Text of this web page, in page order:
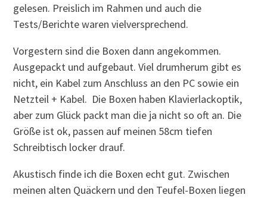
gelesen. Preislich im Rahmen und auch die
Tests/Berichte waren vielversprechend.
Vorgestern sind die Boxen dann angekommen.
Ausgepackt und aufgebaut. Viel drumherum gibt es
nicht, ein Kabel zum Anschluss an den PC sowie ein
Netzteil + Kabel. Die Boxen haben Klavierlackoptik,
aber zum Glück packt man die ja nicht so oft an. Die
Größe ist ok, passen auf meinen 58cm tiefen
Schreibtisch locker drauf.
Akustisch finde ich die Boxen echt gut. Zwischen
meinen alten Quäckern und den Teufel-Boxen liegen